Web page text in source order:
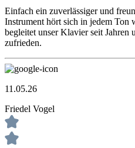
Einfach ein zuverlässiger und
Instrument hört sich in jedem Ton
begleitet unser Klavier seit Jahren
zufrieden.
11.05.26
Friedel Vogel